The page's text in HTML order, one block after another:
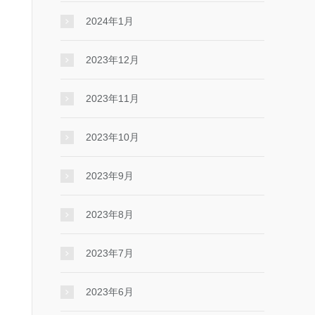
2024年1月
2023年12月
2023年11月
2023年10月
2023年9月
2023年8月
2023年7月
2023年6月